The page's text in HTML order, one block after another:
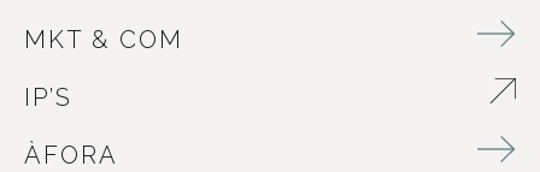
MKT & COM
IP’S
ÀFORA